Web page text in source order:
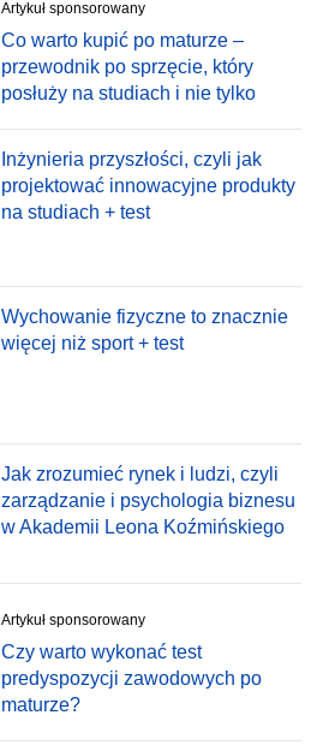
Artykuł sponsorowany
Co warto kupić po maturze –
przewodnik po sprzęcie, który
posłuży na studiach i nie tylko
Inżynieria przyszłości, czyli jak
projektować innowacyjne produkty
na studiach + test
Wychowanie fizyczne to znacznie
więcej niż sport + test
Jak zrozumieć rynek i ludzi, czyli
zarządzanie i psychologia biznesu
w Akademii Leona Koźmińskiego
Artykuł sponsorowany
Czy warto wykonać test
predyspozycji zawodowych po
maturze?